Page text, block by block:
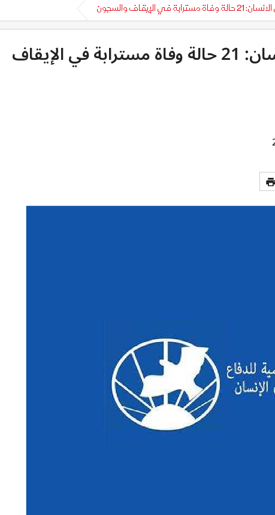
الإيقاف والسجون
هيئة الدفاع عن حقوق الانسان: 21 حالة وفاة مسترابة في الإيقاف